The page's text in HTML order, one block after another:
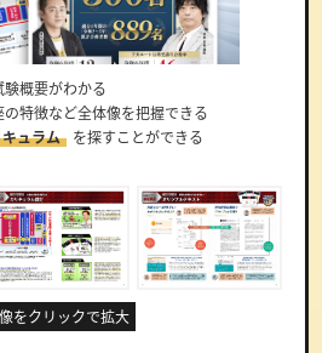
概要がわかる
特徴など全体像を把握できる
ュラム
を探すことができる
をクリックで拡大